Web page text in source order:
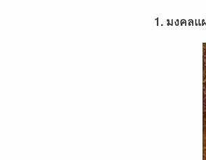
1. มงคลแ